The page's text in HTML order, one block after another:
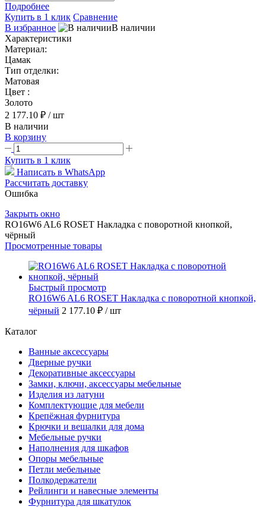
Подробнее
Купить в 1 клик Сравнение
В избранное
В наличии
Характеристики
Материал:
Цамак
Тип отделки:
Матовая
Цвет :
Золото
2 177.10 ₽ / шт
В наличии
В корзину
Купить в 1 клик
Написать в WhatsApp
Рассчитать доставку
Ошибка
Закрыть окно
RO16W6 AL6 ROSET Накладка с поворотной кнопкой,
чёрный
Просмотренные товары
Быстрый просмотр
RO16W6 AL6 ROSET Накладка с поворотной кнопкой,
чёрный 2 177.10 ₽ / шт
Каталог
Ванные аксессуары
Дверные ручки
Декоративные аксессуары
Замки, ключи, аксессуары мебельные
Изделия из латуни
Комплектующие для мебели
Крепёжная фурнитура
Крючки и вешалки для дома
Мебельные ручки
Наполнения для шкафов
Опоры мебельные
Петли мебельные
Полкодержатели
Рейлинги и навесные элементы
Фурнитура для шкатулок